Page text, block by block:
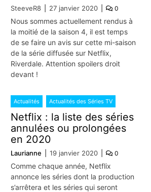
SteeveR8 27 janvier 2020 0
Nous sommes actuellement rendus à
la moitié de la saison 4, il est temps
de se faire un avis sur cette mi-saison
de la série diffusée sur Netflix,
Riverdale. Attention spoilers droit
devant !
Actualités Actualités des Séries TV
Netflix : la liste des séries
annulées ou prolongées
en 2020
Laurianne 19 janvier 2020 0
Comme chaque année, Netflix
annonce les séries dont la production
s’arrêtera et les séries qui seront